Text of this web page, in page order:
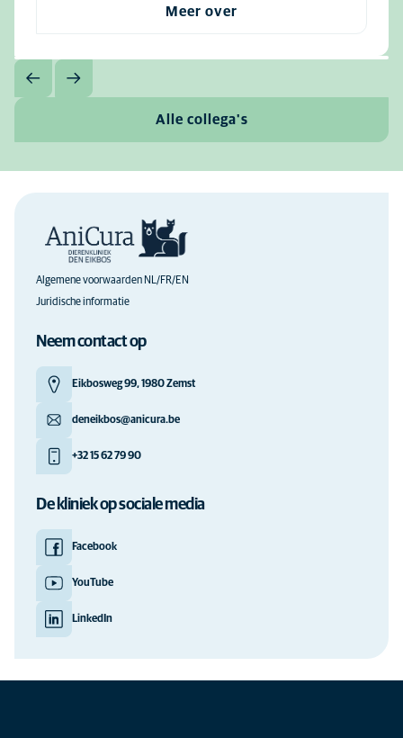
Meer over
Alle collega's
Algemene voorwaarden NL/FR/EN
Juridische informatie
Neem contact op
Eikbosweg 99, 1980 Zemst
deneikbos@anicura.be
+32 15 62 79 90
De kliniek op sociale media
Facebook
YouTube
LinkedIn